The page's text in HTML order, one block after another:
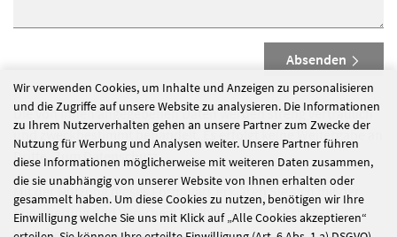
Absenden
Die von Ihnen angegebenen Daten werden streng vertraulich
und zweckbestimmt behandelt. Es erfolgt keine Weitergabe an
Dritte.Zum Datenschutz
Mit der Nutzung dieses Formulars erklären Sie sich mit der
Speicherung und Verarbeitung Ihrer Daten durch diese
Website einverstanden.
Wir verwenden Cookies, um Inhalte und Anzeigen zu personalisieren
und die Zugriffe auf unsere Website zu analysieren. Die Informationen
zu Ihrem Nutzerverhalten gehen an unsere Partner zum Zwecke der
Nutzung für Werbung und Analysen weiter. Unsere Partner führen
diese Informationen möglicherweise mit weiteren Daten zusammen,
die sie unabhängig von unserer Website von Ihnen erhalten oder
gesammelt haben. Um diese Cookies zu nutzen, benötigen wir Ihre
Einwilligung welche Sie uns mit Klick auf „Alle Cookies akzeptieren“